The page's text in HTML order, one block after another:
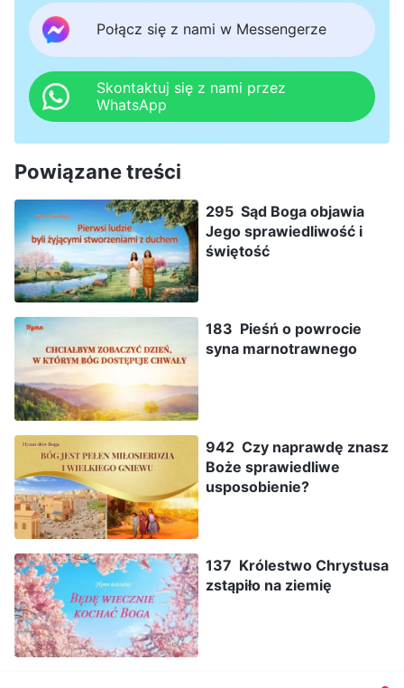
Połącz się z nami w Messengerze
Skontaktuj się z nami przez
WhatsApp
Powiązane treści
295 Sąd Boga objawia
Jego sprawiedliwość i
świętość
183 Pieśń o powrocie
syna marnotrawnego
942 Czy naprawdę znasz
Boże sprawiedliwe
usposobienie?
137 Królestwo Chrystusa
zstąpiło na ziemię